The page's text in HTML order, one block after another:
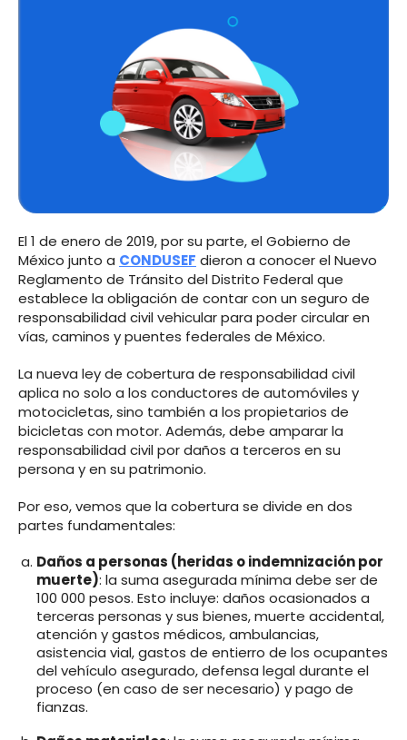
El 1 de enero de 2019, por su parte, el Gobierno de
México junto a CONDUSEF dieron a conocer el Nuevo
Reglamento de Tránsito del Distrito Federal que
establece la obligación de contar con un seguro de
responsabilidad civil vehicular para poder circular en
vías, caminos y puentes federales de México.
La nueva ley de cobertura de responsabilidad civil
aplica no solo a los conductores de automóviles y
motocicletas, sino también a los propietarios de
bicicletas con motor. Además, debe amparar la
responsabilidad civil por daños a terceros en su
persona y en su patrimonio.
Por eso, vemos que la cobertura se divide en dos
partes fundamentales:
Daños a personas (heridas o indemnización por
muerte): la suma asegurada mínima debe ser de
100 000 pesos. Esto incluye: daños ocasionados a
terceras personas y sus bienes, muerte accidental,
atención y gastos médicos, ambulancias,
asistencia vial, gastos de entierro de los ocupantes
del vehículo asegurado, defensa legal durante el
proceso (en caso de ser necesario) y pago de
fianzas.